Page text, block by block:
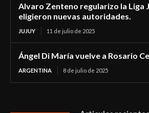
Alvaro Zenteno regularizo la Liga
eligieron nuevas autoridades.
JUJUY 11 de julio de 2025
Ángel Di María vuelve a Rosario
ARGENTINA 8 de julio de 2025